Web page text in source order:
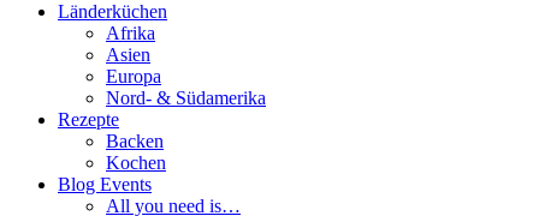
Länderküchen
Afrika
Asien
Europa
Nord- & Südamerika
Rezepte
Backen
Kochen
Blog Events
All you need is…